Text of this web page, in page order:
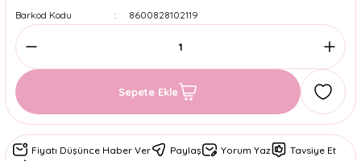
Barkod Kodu
8600828102119
Sepete Ekle
Fiyatı Düşünce Haber Ver Paylaş Yorum Yaz
Tavsiye Et